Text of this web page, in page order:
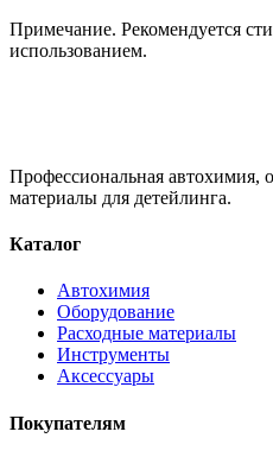
Примечание. Рекомендуется
использованием.
Профессиональная автохимия,
материалы для детейлинга.
Каталог
Автохимия
Оборудование
Расходные материалы
Инструменты
Аксессуары
Покупателям